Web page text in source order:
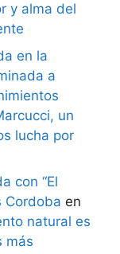
y alma del
en la
a
un
lucha por
con “El
Cordoba en
natural es
más